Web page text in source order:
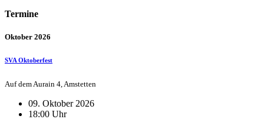
Termine
Oktober 2026
SVA Oktoberfest
Auf dem Aurain 4, Amstetten
09. Oktober 2026
18:00 Uhr